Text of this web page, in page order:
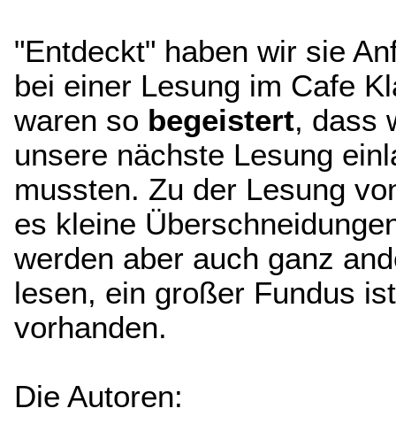
"Entdeckt" haben wir sie
bei einer Lesung im Cafe
waren so begeistert, dass
unsere nächste Lesung
mussten. Zu der Lesung
es kleine
werden aber auch ganz
lesen, ein großer Fundus
vorhanden.
Die Autoren: